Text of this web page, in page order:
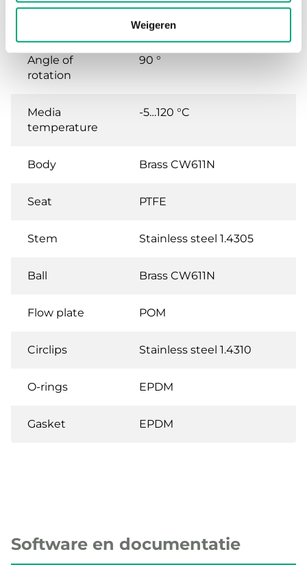
Weigeren
Glycol-mixed water (max.
50 % glycol)
Angle of
rotation
90 °
Media
temperature
-5…120 °C
Body Brass CW611N
Seat PTFE
Stem Stainless steel 1.4305
Ball Brass CW611N
Flow plate POM
Circlips Stainless steel 1.4310
O-rings EPDM
Gasket EPDM
Software en documentatie